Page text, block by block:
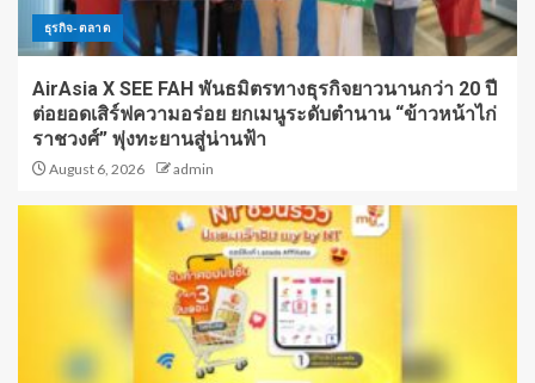
ธุรกิจ-ตลาด
AirAsia X SEE FAH พันธมิตรทางธุรกิจยาวนานกว่า 20 ปี
ต่อยอดเสิร์ฟความอร่อย ยกเมนูระดับตำนาน “ข้าวหน้าไก่
ราชวงศ์” พุ่งทะยานสู่น่านฟ้า
August 6, 2026 admin